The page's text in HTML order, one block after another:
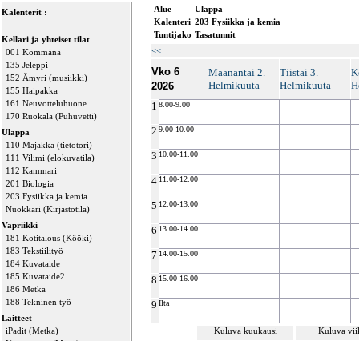
Kalenterit :
Kellari ja yhteiset tilat
001 Kömmänä
135 Jeleppi
152 Ämyri (musiikki)
155 Haipakka
161 Neuvotteluhuone
170 Ruokala (Puhuvetti)
Ulappa
110 Majakka (tietotori)
111 Vilimi (elokuvatila)
112 Kammari
201 Biologia
203 Fysiikka ja kemia
Nuokkari (Kirjastotila)
Vapriikki
181 Kotitalous (Kööki)
183 Tekstiilityö
184 Kuvataide
185 Kuvataide2
186 Metka
188 Tekninen työ
Laitteet
iPadit (Metka)
Alue
Ulappa
Kalenteri 203 Fysiikka ja kemia
Tuntijako Tasatunnit
<<
Vko 6
2026
Maanantai 2.
Helmikuuta
Tiistai 3.
Helmikuuta
1 8.00-9.00
2 9.00-10.00
3 10.00-11.00
4 11.00-12.00
5 12.00-13.00
6 13.00-14.00
7 14.00-15.00
8 15.00-16.00
9 Ilta
Kuluva kuukausi Kuluva